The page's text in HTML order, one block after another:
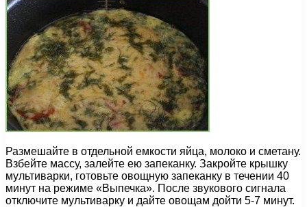
Размешайте в отдельной емкости яйца, молоко и сметану.
Взбейте массу, залейте ею запеканку. Закройте крышку
мультиварки, готовьте овощную запеканку в течении 40
минут на режиме «Выпечка». После звукового сигнала
отключите мультиварку и дайте овощам дойти 5-7 минут.